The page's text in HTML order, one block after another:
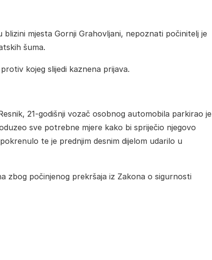
blizini mjesta Gornji Grahovljani, nepoznati počinitelj je
šuma.
kojeg slijedi kaznena prijava.
21-godišnji vozač osobnog automobila parkirao je
sve potrebne mjere kako bi spriječio njegovo
te je prednjim desnim dijelom udarilo u
zbog počinjenog prekršaja iz Zakona o sigurnosti